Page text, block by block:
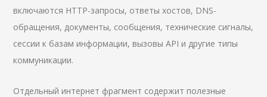
включаются HTTP-запросы, ответы хостов, DNS-
обращения, документы, сообщения, технические сигналы,
сессии к базам информации, вызовы API и другие типы
коммуникации.
Отдельный интернет фрагмент содержит полезные